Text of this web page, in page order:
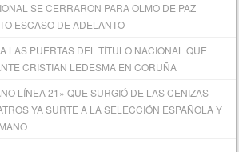
SE CERRARON PARA OLMO DE PAZ
ESCASO DE ADELANTO
LAS PUERTAS DEL TÍTULO NACIONAL QUE
CRISTIAN LEDESMA EN CORUÑA
LÍNEA 21» QUE SURGIÓ DE LAS CENIZAS
YA SURTE A LA SELECCIÓN ESPAÑOLA Y